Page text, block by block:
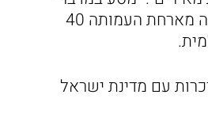
מאירים את הנגב" הינה פעילות מיוחדת של עמותת מאירים ובמסגרתה מארחת העמותה 40
עם מדינת ישראל